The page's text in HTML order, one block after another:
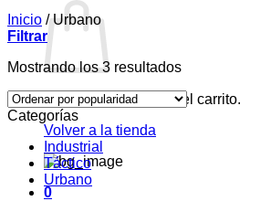
No hay productos en el carrito.
Volver a la tienda
0
Inicio /Urbano
Filtrar
Mostrando los 3 resultadosOrdenado
popularidad
Categorías
Industrial
Táctico
Urbano